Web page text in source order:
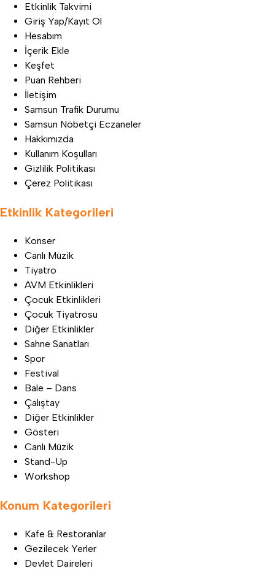
Etkinlik Takvimi
Giriş Yap/Kayıt Ol
Hesabım
İçerik Ekle
Keşfet
Puan Rehberi
İletişim
Samsun Trafik Durumu
Samsun Nöbetçi Eczaneler
Hakkımızda
Kullanım Koşulları
Gizlilik Politikası
Çerez Politikası
Etkinlik Kategorileri
Konser
Canlı Müzik
Tiyatro
AVM Etkinlikleri
Çocuk Etkinlikleri
Çocuk Tiyatrosu
Diğer Etkinlikler
Sahne Sanatları
Spor
Festival
Bale – Dans
Çalıştay
Diğer Etkinlikler
Gösteri
Canlı Müzik
Stand-Up
Workshop
Konum Kategorileri
Kafe & Restoranlar
Gezilecek Yerler
Devlet Daireleri